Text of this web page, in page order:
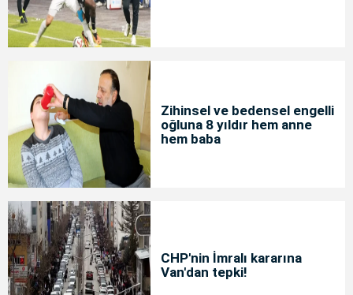
Zihinsel ve bedensel engelli
oğluna 8 yıldır hem anne
hem baba
CHP'nin İmralı kararına
Van'dan tepki!